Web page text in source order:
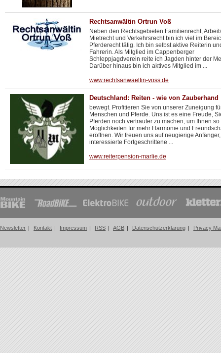
Rechtsanwältin Ortrun Voß
Neben den Rechtsgebieten Familienrecht,
Mietrecht und Verkehrsrecht bin ich viel im
Pferderecht tätig. Ich bin selbst aktive Reiterin
Fahrerin. Als Mitglied im Cappenberger
Schleppjagdverein reite ich Jagden hinter der
Darüber hinaus bin ich aktives Mitglied im ...
www.rechtsanwaeltin-voss.de
Deutschland: Reiten - wie von Zauberhand
bewegt. Profitieren Sie von unserer Zuneigung
Menschen und Pferde. Uns ist es eine Freude,
Pferden noch vertrauter zu machen, um Ihnen
Möglichkeiten für mehr Harmonie und
eröffnen. Wir freuen uns auf neugierige Anfänger,
interessierte Fortgeschrittene ...
www.reiterpension-marlie.de
Newsletter | Kontakt | Impressum | RSS | AGB | Datenschutzerklärung | Privacy